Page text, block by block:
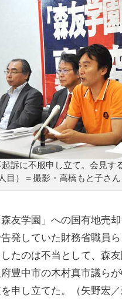
訴に不服申し立て。会見す
目）＝撮影・高橋もと子さん
友学園」への国有地売却
発していた財務省職員
たのは不当として、森
府豊中市の木村真市議ら
申し立てた。（矢野宏／